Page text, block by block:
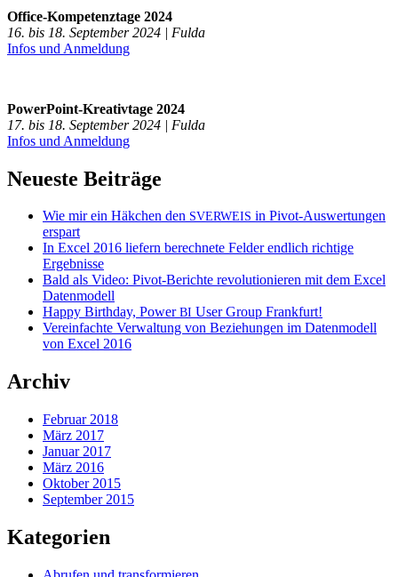
Office-Kompetenztage 2024
16. bis 18. September 2024 | Fulda
Infos und Anmeldung
PowerPoint-Kreativtage 2024
17. bis 18. September 2024 | Fulda
Infos und Anmeldung
Neueste Beiträge
Wie mir ein Häkchen den SVERWEIS in Pivot-Auswertungen
erspart
In Excel 2016 liefern berechnete Felder endlich richtige
Ergebnisse
Bald als Video: Pivot-Berichte revolutionieren mit dem Excel
Datenmodell
Happy Birthday, PowerBI User Group Frankfurt!
Vereinfachte Verwaltung von Beziehungen im Datenmodell
von Excel 2016
Archiv
Februar 2018
März 2017
Januar 2017
März 2016
Oktober 2015
September 2015
Kategorien